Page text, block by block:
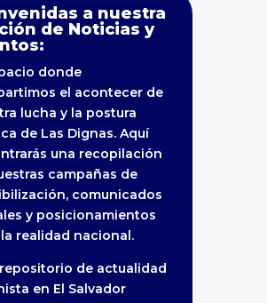
a nuestra
de Noticias y
donde
el acontecer de
lucha y la postura
de Las Dignas. Aquí
una recopilación
campañas de
comunicados
y posicionamientos
realidad nacional.
de actualidad
en El Salvador